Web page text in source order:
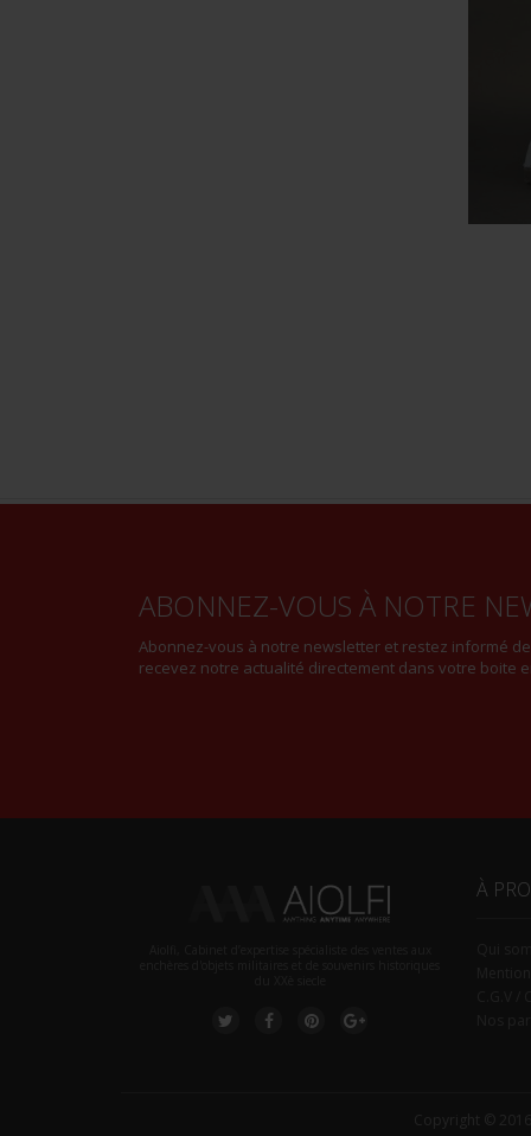
ABONNEZ-VOUS À NOTRE
Abonnez-vous à notre newsletter et restez informé
recevez notre actualité directement dans votre boite
À